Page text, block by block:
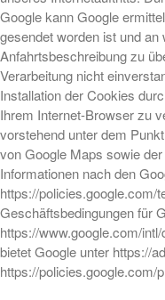
Google kann Google
gesendet worden ist und
Anfahrtsbeschreibung zu
Verarbeitung nicht
Installation der Cookies
Ihrem Internet-Browser zu
vorstehend unter dem
von Google Maps sowie
Informationen nach den
https://policies.google.com/
Geschäftsbedingungen für
https://www.google.com/
bietet Google unter https://
https://policies.google.com/